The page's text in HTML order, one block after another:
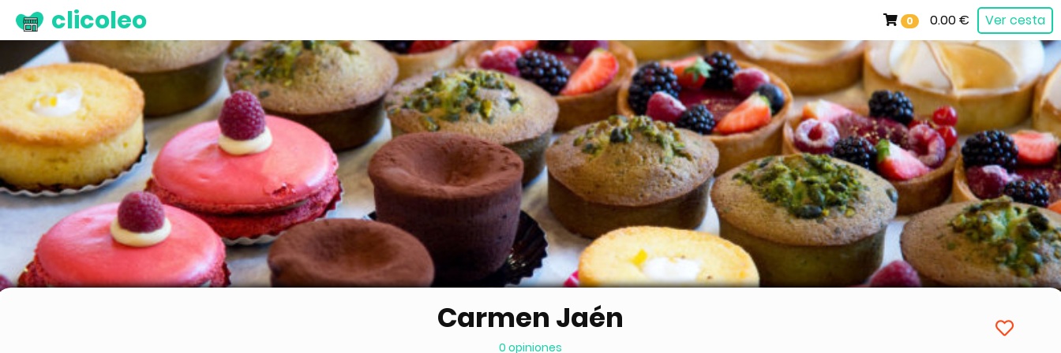
clicoleo 0 0.00 € Ver cesta
Carmen Jaén
0 opiniones